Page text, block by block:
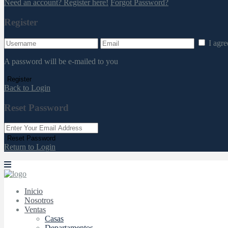
Need an account? Register here! Forgot Password?
Register
I
A password will be e-mailed to you
Register
Back to Login
Reset Password
Reset Password
Return to Login
Inicio
Nosotros
Ventas
Casas